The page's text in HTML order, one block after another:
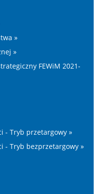
»
»
FEWiM 2021-
- Tryb przetargowy »
- Tryb bezprzetargowy »